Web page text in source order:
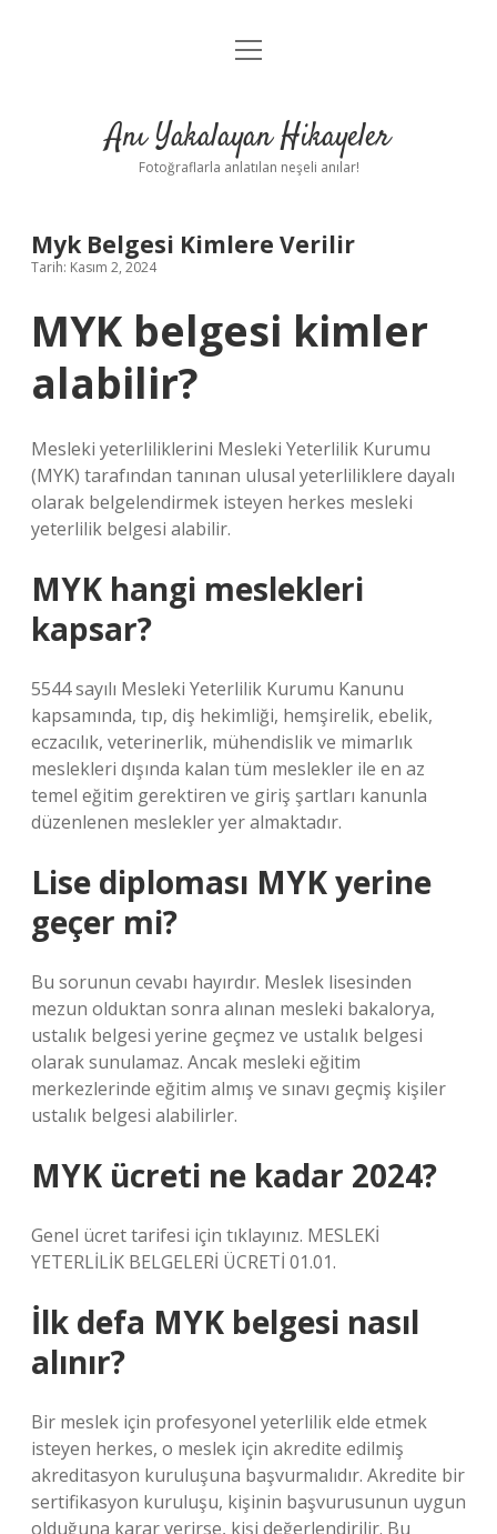
Anasayfa
Yasal Uyarı
menüyü
Anı Yakalayan Hikayeler
Fotoğraflarla anlatılan neşeli anılar!
Myk Belgesi Kimlere Verilir
Tarih: Kasım 2, 2024
MYK belgesi kimler
alabilir?
Mesleki yeterliliklerini Mesleki Yeterlilik Kurumu
(MYK) tarafından tanınan ulusal yeterliliklere dayalı
olarak belgelendirmek isteyen herkes mesleki
yeterlilik belgesi alabilir.
MYK hangi meslekleri
kapsar?
5544 sayılı Mesleki Yeterlilik Kurumu Kanunu
kapsamında, tıp, diş hekimliği, hemşirelik, ebelik,
eczacılık, veterinerlik, mühendislik ve mimarlık
meslekleri dışında kalan tüm meslekler ile en az
temel eğitim gerektiren ve giriş şartları kanunla
düzenlenen meslekler yer almaktadır.
Lise diploması MYK yerine
geçer mi?
Bu sorunun cevabı hayırdır. Meslek lisesinden
mezun olduktan sonra alınan mesleki bakalorya,
ustalık belgesi yerine geçmez ve ustalık belgesi
olarak sunulamaz. Ancak mesleki eğitim
merkezlerinde eğitim almış ve sınavı geçmiş kişiler
ustalık belgesi alabilirler.
MYK ücreti ne kadar 2024?
Genel ücret tarifesi için tıklayınız. MESLEKİ
YETERLİLİK BELGELERİ ÜCRETİ 01.01.
İlk defa MYK belgesi nasıl
alınır?
Bir meslek için profesyonel yeterlilik elde etmek
isteyen herkes, o meslek için akredite edilmiş
akreditasyon kuruluşuna başvurmalıdır. Akredite bir
sertifikasyon kuruluşu, kişinin başvurusunun uygun
olduğuna karar verirse, kişi değerlendirilir. Bu